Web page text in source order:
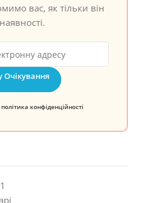
вас, як тільки він
Очікування
політика конфіденційності